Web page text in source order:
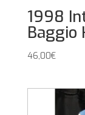
1998
Baggio
46,00€